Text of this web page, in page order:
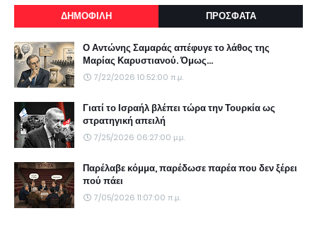
ΔΗΜΟΦΙΛΗ ΠΡΟΣΦΑΤΑ
Ο Αντώνης Σαμαράς απέφυγε το λάθος της
Μαρίας Καρυστιανού. Όμως...
7/22/2026 10:52:00 π.μ.
Γιατί το Ισραήλ βλέπει τώρα την Τουρκία ως
στρατηγική απειλή
7/25/2026 06:27:00 μ.μ.
Παρέλαβε κόμμα, παρέδωσε παρέα που δεν ξέρει
πού πάει
7/05/2026 11:07:00 π.μ.